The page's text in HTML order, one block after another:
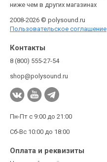
ниже чем в других магазинах
2008-2026 © polysound.ru
Пользовательское соглашение
Контакты
8 (800) 555-27-54
shop@polysound.ru
Пн-Пт с 9:00 до 21:00
Сб-Вс 10:00 до 18:00
Оплата и реквизиты